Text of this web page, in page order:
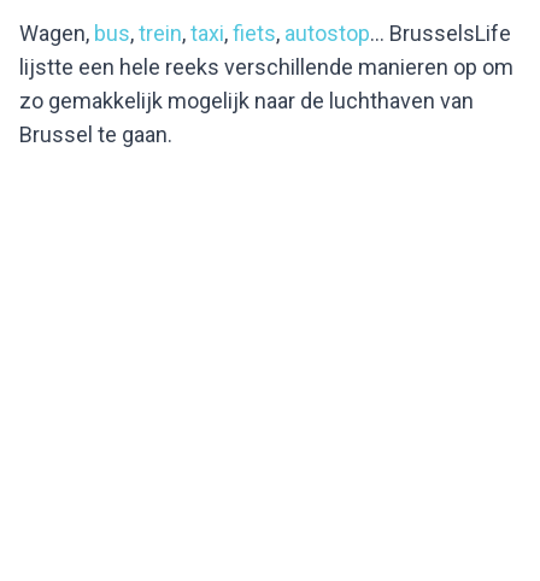
Wagen, bus,trein,taxi,fiets, autostop... BrusselsLife
lijstte een hele reeks verschillende manieren op om
zo gemakkelijk mogelijk naar de luchthaven van
Brussel te gaan.